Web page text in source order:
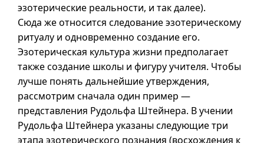
эзотерические реальности, и так далее).
Сюда же относится следование эзотерическому
ритуалу и одновременно создание его.
Эзотерическая культура жизни предполагает
также создание школы и фигуру учителя. Чтобы
лучше понять дальнейшие утверждения,
рассмотрим сначала один пример —
представления Рудольфа Штейнера. В учении
Рудольфа Штейнера указаны следующие три
этапа эзотерического познания (восхождения к